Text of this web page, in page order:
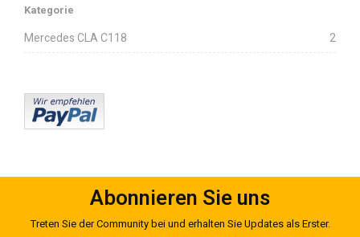
Kategorie
Mercedes CLA C118 2
Abonnieren Sie uns
Treten Sie der Community bei und erhalten Sie Updates als Erster.